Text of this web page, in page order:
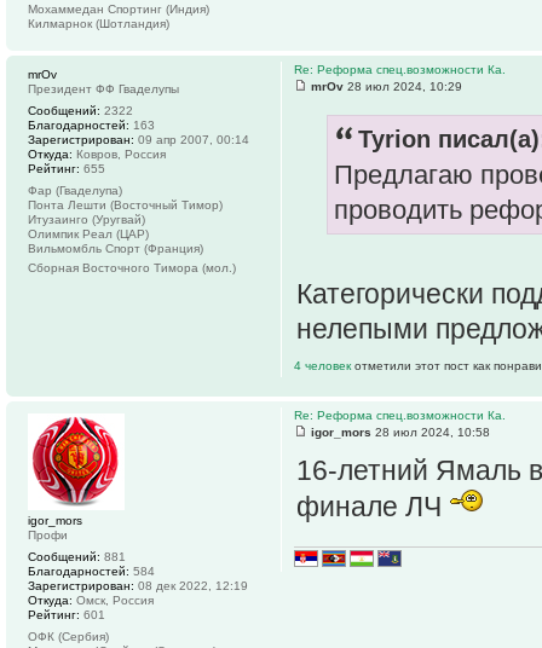
Мохаммедан Спортинг (Индия)
Килмарнок (Шотландия)
Re: Реформа спец.возможности Ка.
mrOv 28 июл 2024, 10:29
Tyrion
Предлагаю
проводить
Категорически
нелепыми
4 человек отметили этот пост как
mrOv
Президент ФФ Гваделупы
Сообщений: 2322
Благодарностей: 163
Зарегистрирован: 09 апр 2007, 00:14
Откуда: Ковров, Россия
Рейтинг: 655
Фар (Гваделупа)
Понта Лешти (Восточный Тимор)
Итузаинго (Уругвай)
Олимпик Реал (ЦАР)
Вильмомбль Спорт (Франция)
Сборная Восточного Тимора (мол.)
Re: Реформа спец.возможности Ка.
igor_mors 28 июл 2024, 10:58
16-летний Ямаль
финале ЛЧ
igor_mors
Профи
Сообщений: 881
Благодарностей: 584
Зарегистрирован: 08 дек 2022, 12:19
Откуда: Омск, Россия
Рейтинг: 601
ОФК (Сербия)